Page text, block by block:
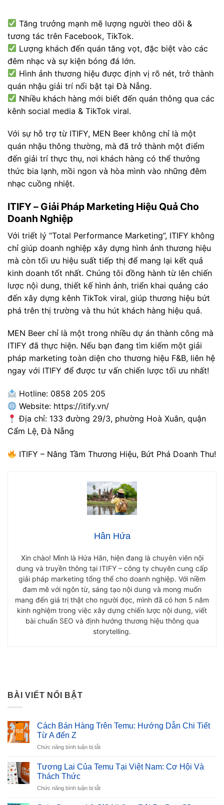
Tăng trưởng mạnh mẽ lượng người theo dõi &
tương tác trên Facebook, TikTok.
Lượng khách đến quán tăng vọt, đặc biệt vào các
đêm nhạc và sự kiện bóng đá lớn.
Hình ảnh thương hiệu được định vị rõ nét, trở thành
quán nhậu giải trí nổi bật tại Đà Nẵng.
Nhiều khách hàng mới biết đến quán thông qua các
kênh social media & TikTok viral.
Với sự hỗ trợ từ ITIFY, MEN Beer không chỉ là một
quán nhậu thông thường, mà đã trở thành một điểm
đến giải trí thực thụ, nơi khách hàng có thể thưởng
thức bia lạnh, mồi ngon và hòa mình vào những đêm
nhạc cuồng nhiệt.
ITIFY – Giải Pháp Marketing Hiệu Quả Cho
Doanh Nghiệp
Với triết lý “Total Performance Marketing”, ITIFY không
chỉ giúp doanh nghiệp xây dựng hình ảnh thương hiệu
mà còn tối ưu hiệu suất tiếp thị để mang lại kết quả
kinh doanh tốt nhất. Chúng tôi đồng hành từ lên chiến
lược nội dung, thiết kế hình ảnh, triển khai quảng cáo
đến xây dựng kênh TikTok viral, giúp thương hiệu bứt
phá trên thị trường và thu hút khách hàng hiệu quả.
MEN Beer chỉ là một trong nhiều dự án thành công mà
ITIFY đã thực hiện. Nếu bạn đang tìm kiếm một giải
pháp marketing toàn diện cho thương hiệu F&B, liên hệ
ngay với ITIFY để được tư vấn chiến lược tối ưu nhất!
Hotline: 0858 205 205
Website: https://itify.vn/
Địa chỉ: 133 đường 29/3, phường Hoà Xuân, quận
Cẩm Lệ, Đà Nẵng
ITIFY – Nâng Tầm Thương Hiệu, Bứt Phá Doanh Thu!
Hân Hứa
Xin chào! Mình là Hứa Hân, hiện đang là chuyên viên nội
dung và truyền thông tại ITIFY – công ty chuyên cung cấp
giải pháp marketing tổng thể cho doanh nghiệp. Với niềm
đam mê với ngôn từ, sáng tạo nội dung và mong muốn
mang đến giá trị thật cho người đọc, mình đã có hơn 5 năm
kinh nghiệm trong việc xây dựng chiến lược nội dung, viết
bài chuẩn SEO và định hướng thương hiệu thông qua
storytelling.
BÀI VIẾT NỔI BẬT
Cách Bán Hàng Trên Temu: Hướng Dẫn Chi Tiết
Từ A đến Z
Chức năng bình luận bị tắtở
Temu:
Tương Lai Của Temu Tại Việt Nam: Cơ Hội Và
Thách Thức
Chức năng bình luận bị tắtở